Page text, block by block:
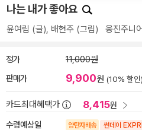
나는 내가 좋아요
윤여림 (글), 배현주 (그림) 웅진주니어
정가 11,000원
판매가 9,900원 (10% 할
카드최대혜택가 8,415원
수령예상일 양탄자배송 썬데이